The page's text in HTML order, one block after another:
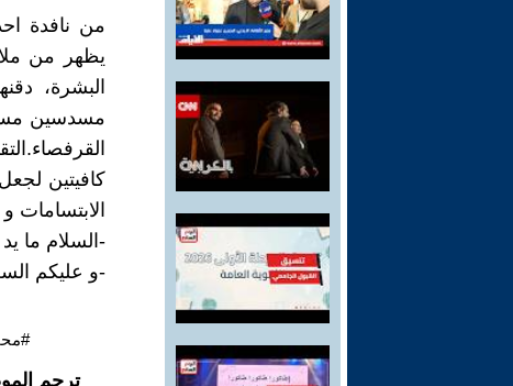
من نافدة
يظهر من
البشرة،
مسدسين
كافيتين
الابتسامات
-السلام ما يد
-و عليكم
ترجم